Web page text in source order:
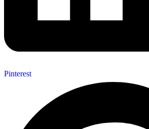
Pinterest